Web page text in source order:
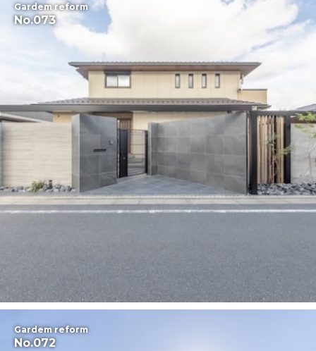
Gardem reform
No.073
Gardem reform
No.072